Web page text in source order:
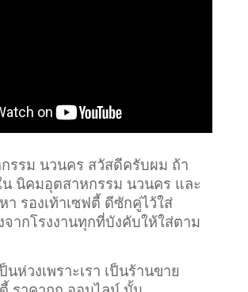
รรม นวนคร สวัสดีครับผม ถ้า
นิคมอุตสาหกรรม นวนคร และ
า รองเท้าเซฟตี้ ดีซักคู่ไว้ใส่
จากโรงงานทุกที่บังคับให้ใส่ตาม
ห่วงเพราะเรา เป็นร้านขาย